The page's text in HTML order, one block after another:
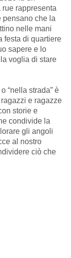
rappresenta
pensano che la
nelle mani
festa di quartiere
sapere e lo
voglia di stare
“nella strada” è
e ragazze
storie e
condivide la
gli angoli
al nostro
ciò che